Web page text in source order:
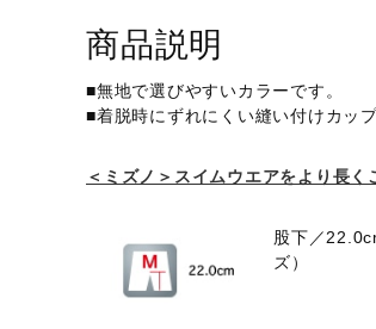
セール
その他
商品説明
■無地で選びやすいカラーです。
■着脱時にずれにくい縫い付けカッ
＜ミズノ＞スイムウエアをより長
股下／
ズ）